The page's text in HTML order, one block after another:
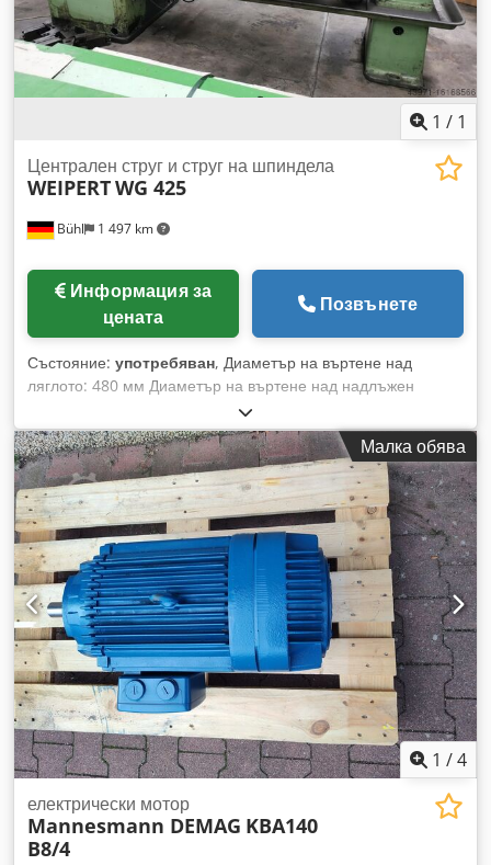
Hz Скорост на мотора: 890 об./мин Dodoznxa Aepfx Am
Rewa Изходна скорост: приблизително 64 об./мин
Предавателно отношение: i = 14 Ток: 1,56 / 0,90 A
Коефициент на мощността: cos φ 0,73 Степен на защита:
IP54 Клас на изолация: B Смазване: синтетично масло 1 / 1
Bühl 1 497 km
Централен струг и струг на шпиндела
WEIPERTWG 425
Информация за
цената
Позвънете
Състояние: употребяван, Диаметър на въртене над
ляглото: 480 мм Диаметър на въртене над надлъжен
суппорт: 300 мм Дължина на стругаемата част: 1500 мм
Височина на центъра: 240 мм Разстояние между
центровете: 1500 мм Dodpfxjtqqx Aj Am Rewa Отвор на
шпиндела: 42 мм Обороти на шпиндела: 14 - 1400 об/мин
Обща необходима мощност: kW (не е посочено) Тегло на
машината: около 2,4 т Габаритни размери (Д x Ш x В): 3,00
x 1,05 x 1,40 м Оборудване: 3-челюстен патронник 250
ммØ, MULTIFIX глава, въртящ се център
Малка обява
1 /4
електрически мотор
Mannesmann DEMAG KBA140
B8/4